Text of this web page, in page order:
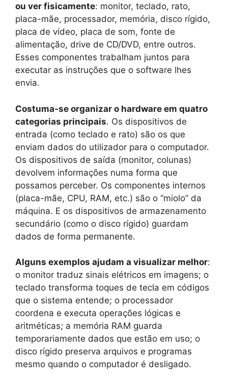
ou ver fisicamente: monitor, teclado, rato,
placa-mãe, processador, memória, disco rígido,
placa de vídeo, placa de som, fonte de
alimentação, drive de CD/DVD, entre outros.
Esses componentes trabalham juntos para
executar as instruções que o software lhes
envia.
Costuma-se organizar o hardware em quatro
categorias principais. Os dispositivos de
entrada (como teclado e rato) são os que
enviam dados do utilizador para o computador.
Os dispositivos de saída (monitor, colunas)
devolvem informações numa forma que
possamos perceber. Os componentes internos
(placa-mãe, CPU, RAM, etc.) são o “miolo” da
máquina. E os dispositivos de armazenamento
secundário (como o disco rígido) guardam
dados de forma permanente.
Alguns exemplos ajudam a visualizar melhor:
o monitor traduz sinais elétricos em imagens; o
teclado transforma toques de tecla em códigos
que o sistema entende; o processador
coordena e executa operações lógicas e
aritméticas; a memória RAM guarda
temporariamente dados que estão em uso; o
disco rígido preserva arquivos e programas
mesmo quando o computador é desligado.